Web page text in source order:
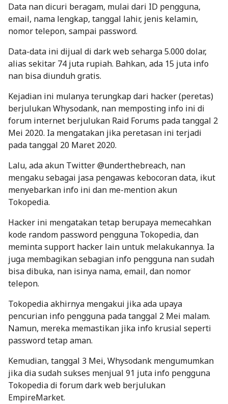
Data nan dicuri beragam, mulai dari ID pengguna,
email, nama lengkap, tanggal lahir, jenis kelamin,
nomor telepon, sampai password.
Data-data ini dijual di dark webseharga 5.000 dolar,
alias sekitar 74 juta rupiah. Bahkan, ada 15 juta info
nan bisa diunduh gratis.
Kejadian ini mulanya terungkap dari hacker(peretas)
berjulukan Whysodank, nan memposting info ini di
forum internet berjulukan Raid Forums pada tanggal 2
Mei 2020. Ia mengatakan jika peretasan ini terjadi
pada tanggal 20 Maret 2020.
Lalu, ada akun Twitter @underthebreach, nan
mengaku sebagai jasa pengawas kebocoran data, ikut
menyebarkan info ini dan me-mentionakun
Tokopedia.
Hacker ini mengatakan tetap berupaya memecahkan
kode random password pengguna Tokopedia, dan
meminta support hacker lain untuk melakukannya. Ia
juga membagikan sebagian info pengguna nan sudah
bisa dibuka, nan isinya nama, email, dan nomor
telepon.
Tokopedia akhirnya mengakui jika ada upaya
pencurian info pengguna pada tanggal 2 Mei malam.
Namun, mereka memastikan jika info krusial seperti
passwordtetap aman.
Kemudian, tanggal 3 Mei, Whysodank mengumumkan
jika dia sudah sukses menjual 91 juta info pengguna
Tokopedia di forumdark web berjulukan
EmpireMarket.